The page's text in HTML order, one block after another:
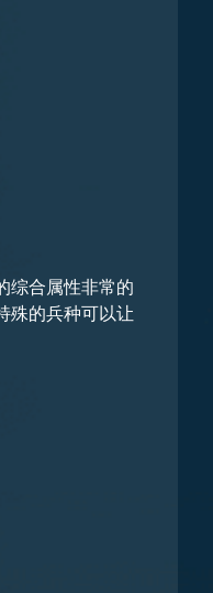
综合属性非常的
殊的兵种可以让